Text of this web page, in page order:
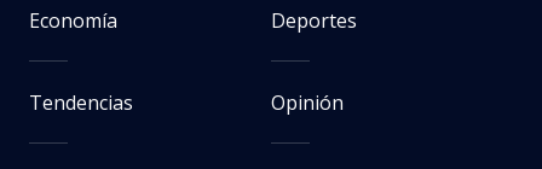
Economía Deportes
Tendencias Opinión